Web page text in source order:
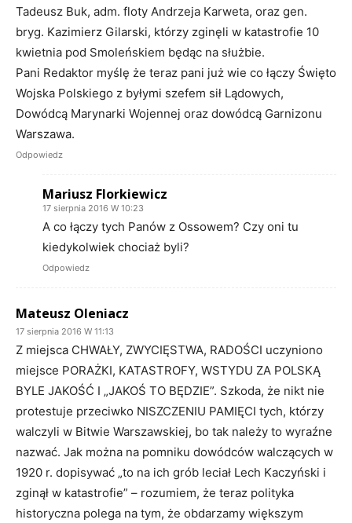
Tadeusz Buk, adm. floty Andrzeja Karweta, oraz gen.
bryg. Kazimierz Gilarski, którzy zginęli w katastrofie 10
kwietnia pod Smoleńskiem będąc na służbie.
Pani Redaktor myślę że teraz pani już wie co łączy Święto
Wojska Polskiego z byłymi szefem sił Lądowych,
Dowódcą Marynarki Wojennej oraz dowódcą Garnizonu
Warszawa.
Odpowiedz
Mariusz Florkiewicz
17 sierpnia 2016 W 10:23
A co łączy tych Panów z Ossowem? Czy oni tu
kiedykolwiek chociaż byli?
Odpowiedz
Mateusz Oleniacz
17 sierpnia 2016 W 11:13
Z miejsca CHWAŁY, ZWYCIĘSTWA, RADOŚCI uczyniono
miejsce PORAŻKI, KATASTROFY, WSTYDU ZA POLSKĄ
BYLE JAKOŚĆ I „JAKOŚ TO BĘDZIE”. Szkoda, że nikt nie
protestuje przeciwko NISZCZENIU PAMIĘCI tych, którzy
walczyli w Bitwie Warszawskiej, bo tak należy to wyraźne
nazwać. Jak można na pomniku dowódców walczących w
1920 r. dopisywać „to na ich grób leciał Lech Kaczyński i
zginął w katastrofie” – rozumiem, że teraz polityka
historyczna polega na tym, że obdarzamy większym